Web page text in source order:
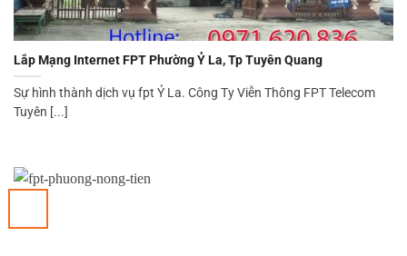
Lắp Mạng Internet FPT Phường Ỷ La, Tp Tuyên Quang
Sự hình thành dịch vụ fpt Ỷ La. Công Ty Viễn Thông FPT Telecom
Tuyên [...]